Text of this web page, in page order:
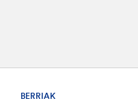
BERRIAK